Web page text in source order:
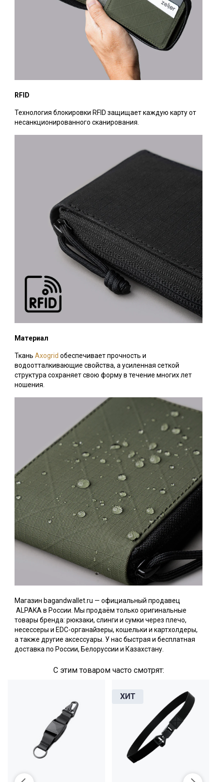
RFID
Технология блокировки RFID защищает каждую карту от
несанкционированного сканирования.
Материал
Ткань Axogrid обеспечивает прочность и
водоотталкивающие свойства, а усиленная сеткой
структура сохраняет свою форму в течение многих лет
ношения.
Магазин bagandwallet.ru — официальный продавец
ALPAKA в России. Мы продаём только оригинальные
товары бренда: рюкзаки, слинги и сумки через плечо,
несессеры и EDC-органайзеры, кошельки и картхолдеры,
а также другие аксессуары. У нас быстрая и бесплатная
доставка по России, Белоруссии и Казахстану.
С этим товаром часто смотрят: